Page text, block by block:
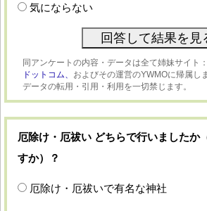
気にならない
同アンケートの内容・データは全て姉妹サイト：
ドットコム、 およびその運営のYWMOに帰属し
データの転用・引用・利用を一切禁じます。
厄除け・厄祓い どちらで行いましたか
すか）？
厄除け・厄祓いで有名な神社